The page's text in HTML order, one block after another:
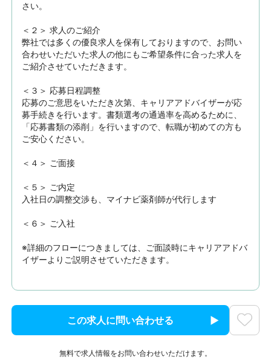
さい。
＜２＞ 求人のご紹介
弊社では多くの優良求人を保有しておりますので、お問い
合わせいただいた求人の他にもご希望条件に合った求人を
ご紹介させていただきます。
＜３＞ 応募日程調整
応募のご意思をいただき次第、キャリアアドバイザーが応
募手続きを行います。書類選考の通過率を高めるために、
「応募書類の添削」を行いますので、転職が初めての方も
ご安心ください。
＜４＞ ご面接
＜５＞ ご内定
入社日の調整交渉も、マイナビ薬剤師が代行します
＜６＞ ご入社
※詳細のフローにつきましては、ご面談時にキャリアアドバ
イザーよりご説明させていただきます。
この求人に問い合わせる
無料で求人情報をお問い合わせいただけます。